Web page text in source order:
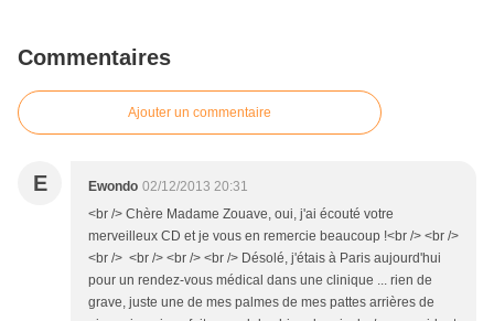
Commentaires
Ajouter un commentaire
E Ewondo 02/12/2013 20:31
<br /> Chère Madame Zouave, oui, j'ai écouté votre
merveilleux CD et je vous en remercie beaucoup !<br /> <br />
<br /> <br /> <br /> <br /> Désolé, j'étais à Paris aujourd'hui
pour un rendez-vous médical dans une clinique ... rien de
grave, juste une de mes palmes de mes pattes arrières de